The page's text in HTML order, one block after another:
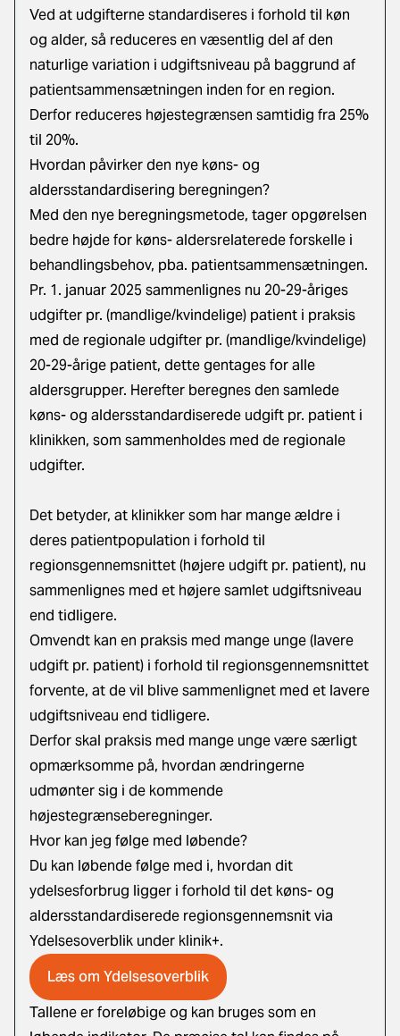
Ved at udgifterne standardiseres i forhold til køn
og alder, så reduceres en væsentlig del af den
naturlige variation i udgiftsniveau på baggrund af
patientsammensætningen inden for en region.
Derfor reduceres højestegrænsen samtidig fra 25%
til 20%.
Hvordan påvirker den nye køns- og
aldersstandardisering beregningen?
Med den nye beregningsmetode, tager opgørelsen
bedre højde for køns- aldersrelaterede forskelle i
behandlingsbehov, pba. patientsammensætningen.
Pr. 1. januar 2025 sammenlignes nu 20-29-åriges
udgifter pr. (mandlige/kvindelige) patient i praksis
med de regionale udgifter pr. (mandlige/kvindelige)
20-29-årige patient, dette gentages for alle
aldersgrupper. Herefter beregnes den samlede
køns- og aldersstandardiserede udgift pr. patient i
klinikken, som sammenholdes med de regionale
udgifter.
Det betyder, at klinikker som har mange ældre i
deres patientpopulation i forhold til
regionsgennemsnittet (højere udgift pr. patient), nu
sammenlignes med et højere samlet udgiftsniveau
end tidligere.
Omvendt kan en praksis med mange unge (lavere
udgift pr. patient) i forhold til regionsgennemsnittet
forvente, at de vil blive sammenlignet med et lavere
udgiftsniveau end tidligere.
Derfor skal praksis med mange unge være særligt
opmærksomme på, hvordan ændringerne
udmønter sig i de kommende
højestegrænseberegninger.
Hvor kan jeg følge med løbende?
Du kan løbende følge med i, hvordan dit
ydelsesforbrug ligger i forhold til det køns- og
aldersstandardiserede regionsgennemsnit via
Ydelsesoverblik under klinik+.
Læs om Ydelsesoverblik
Tallene er foreløbige og kan bruges som en